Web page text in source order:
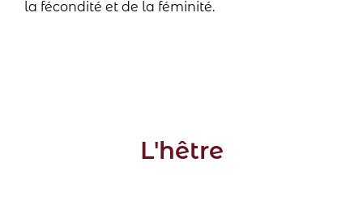
la fécondité et de la féminité.
L'hêtre